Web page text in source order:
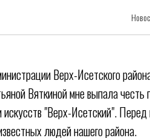
Верх-Исетского
Вяткиной мне выпала
"Верх-Исетский".
людей нашего района.